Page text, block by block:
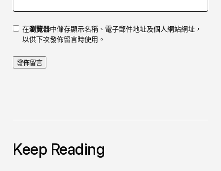
在瀏覽器中儲存顯示名稱、電子郵件地址及個人網站網址，
以供下次發佈留言時使用。
Keep Reading